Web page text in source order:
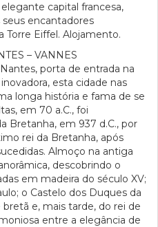
capital francesa,
seus encantadores
Torre Eiffel. Alojamento.
– VANNES
porta de entrada na
esta cidade nas
longa história e fama de se
em 70 a.C., foi
Bretanha, em 937 d.C., por
rei da Bretanha, após
Almoço na antiga
descobrindo o
em madeira do século XV;
o Castelo dos Duques da
e, mais tarde, do rei de
entre a elegância de